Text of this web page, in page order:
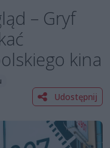
– Gryf
kina
Udostępnij